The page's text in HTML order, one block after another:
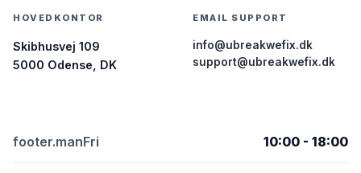
HOVEDKONTOR
Skibhusvej 109
5000 Odense, DK
EMAIL SUPPORT
info@ubreakwefix.dk
support@ubreakwefix.dk
footer.manFri 10:00 - 18:00